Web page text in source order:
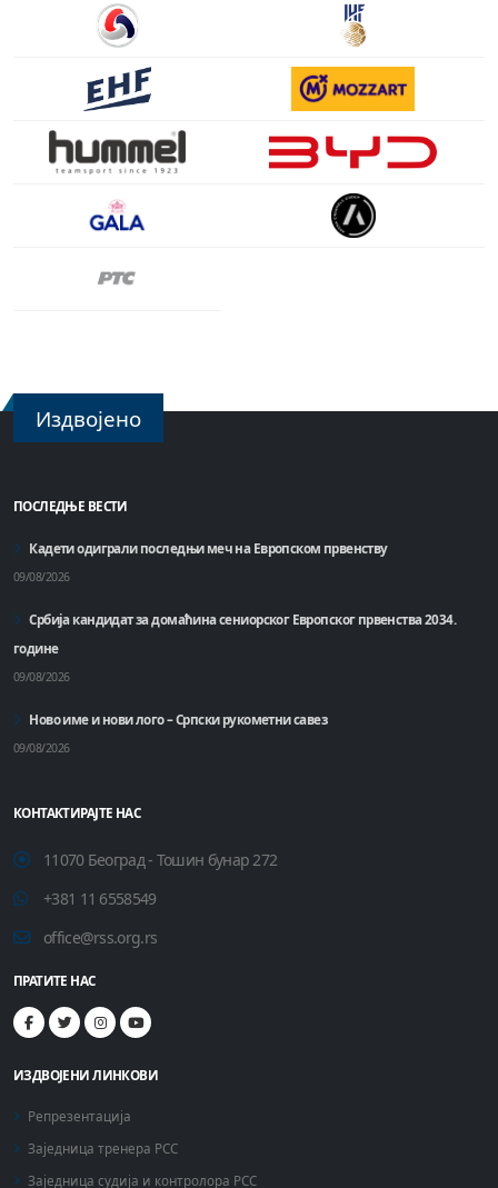
Издвојено
ПОСЛЕДЊЕ ВЕСТИ
Кадети одиграли последњи меч на Европском првенству
09/08/2026
Србија кандидат за домаћинa сениорског Европског првенства 2034.
године
09/08/2026
Ново име и нови лого – Српски рукометни савез
09/08/2026
КОНТАКТИРАЈТЕ НАС
11070 Београд - Тошин бунар 272
+381 11 6558549
office@rss.org.rs
ПРАТИТЕ НАС
ИЗДВОЈЕНИ ЛИНКОВИ
Репрезентација
Заједница тренера РСС
Заједница судија и контролора РСС